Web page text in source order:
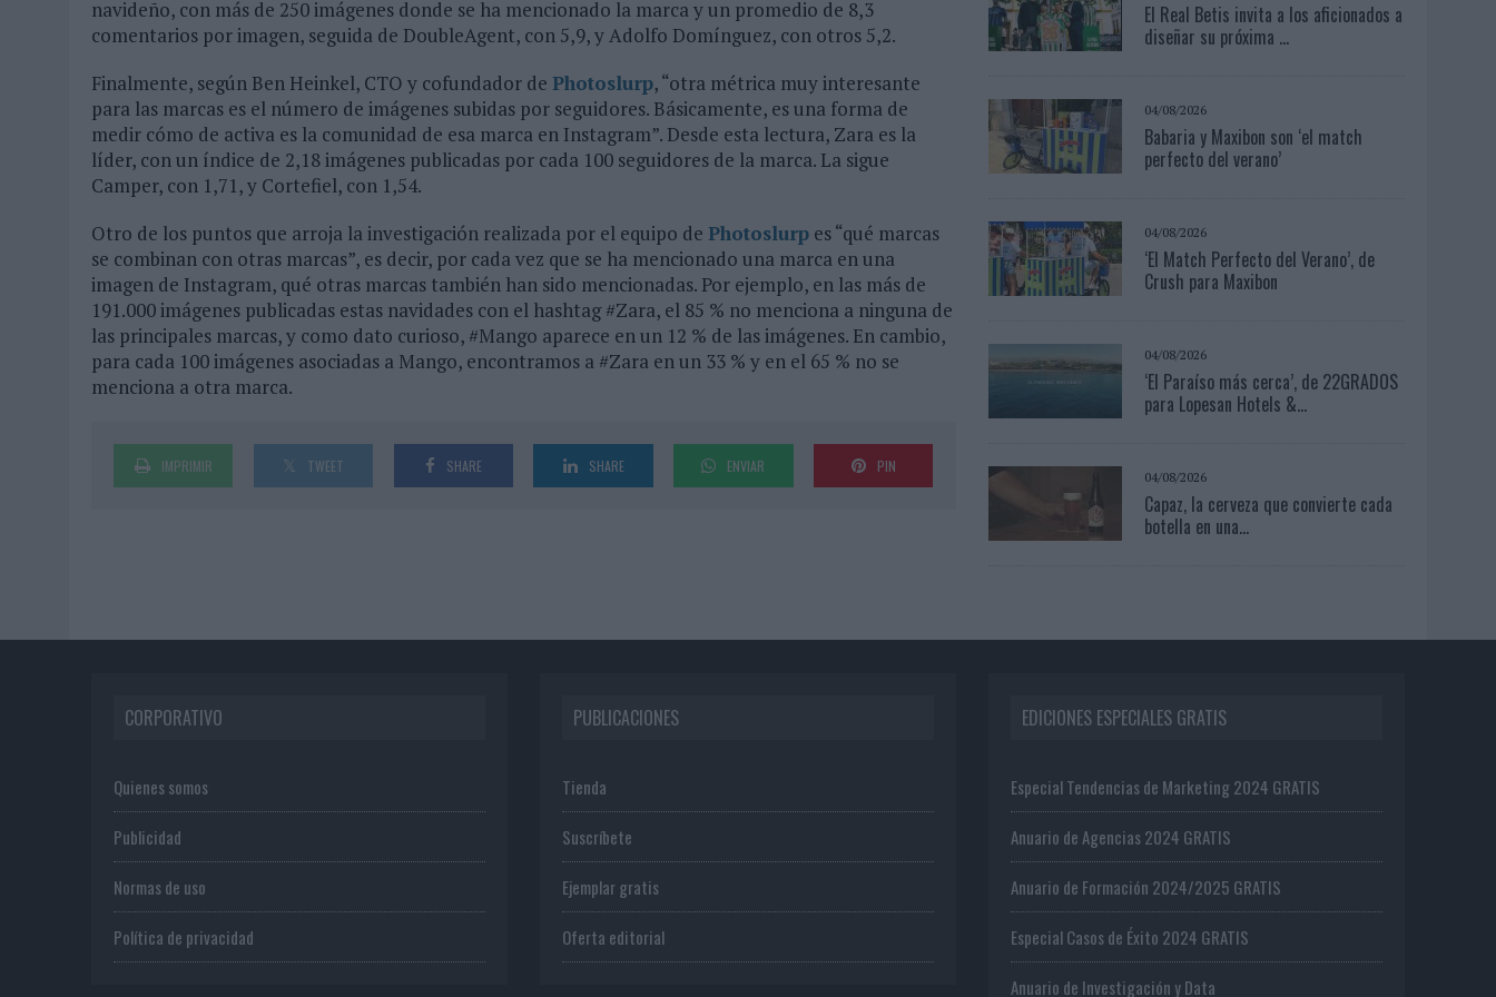
navideño, con más de 250 imágenes donde se ha mencionado la marca y un promedio de 8,3
comentarios por imagen, seguida de DoubleAgent, con 5,9, y Adolfo Domínguez, con otros 5,2.
Finalmente, según Ben Heinkel, CTO y cofundador de Photoslurp, “otra métrica muy interesante
para las marcas es el número de imágenes subidas por seguidores. Básicamente, es una forma de
medir cómo de activa es la comunidad de esa marca en Instagram”. Desde esta lectura, Zara es la
líder, con un índice de 2,18 imágenes publicadas por cada 100 seguidores de la marca. La sigue
Camper, con 1,71, y Cortefiel, con 1,54.
Otro de los puntos que arroja la investigación realizada por el equipo de Photoslurp es “qué marcas
se combinan con otras marcas”, es decir, por cada vez que se ha mencionado una marca en una
imagen de Instagram, qué otras marcas también han sido mencionadas. Por ejemplo, en las más de
191.000 imágenes publicadas estas navidades con el hashtag #Zara, el 85 % no menciona a ninguna de
las principales marcas, y como dato curioso, #Mango aparece en un 12 % de las imágenes. En cambio,
para cada 100 imágenes asociadas a Mango, encontramos a #Zara en un 33 % y en el 65 % no se
menciona a otra marca.
IMPRIMIR TWEET SHARE SHARE ENVIAR PIN
El Real Betis invita a los aficionados a
diseñar su próxima ...
04/08/2026
Babaria y Maxibon son ‘el match
perfecto del verano’
04/08/2026
‘El Match Perfecto del Verano’, de
Crush para Maxibon
04/08/2026
‘El Paraíso más cerca’, de 22GRADOS
para Lopesan Hotels &...
04/08/2026
Capaz, la cerveza que convierte cada
botella en una...
CORPORATIVO
Quienes somos
Publicidad
Normas de uso
Política de privacidad
PUBLICACIONES
Tienda
Suscríbete
Ejemplar gratis
Oferta editorial
EDICIONES ESPECIALES GRATIS
Especial Tendencias de Marketing 2024 GRATIS
Anuario de Agencias 2024 GRATIS
Anuario de Formación 2024/2025 GRATIS
Especial Casos de Éxito 2024 GRATIS
Anuario de Investigación y Data